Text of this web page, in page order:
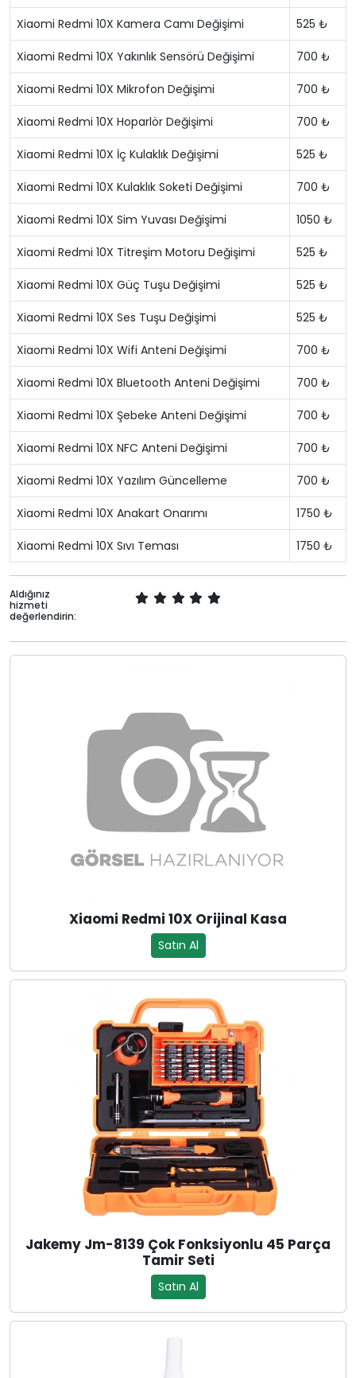
Xiaomi Redmi 10X Kamera Camı Değişimi 525 ₺
Xiaomi Redmi 10X Yakınlık Sensörü Değişimi 700 ₺
Xiaomi Redmi 10X Mikrofon Değişimi 700 ₺
Xiaomi Redmi 10X Hoparlör Değişimi 700 ₺
Xiaomi Redmi 10X İç Kulaklık Değişimi 525 ₺
Xiaomi Redmi 10X Kulaklık Soketi Değişimi 700 ₺
Xiaomi Redmi 10X Sim Yuvası Değişimi 1050 ₺
Xiaomi Redmi 10X Titreşim Motoru Değişimi 525 ₺
Xiaomi Redmi 10X Güç Tuşu Değişimi 525 ₺
Xiaomi Redmi 10X Ses Tuşu Değişimi 525 ₺
Xiaomi Redmi 10X Wifi Anteni Değişimi 700 ₺
Xiaomi Redmi 10X Bluetooth Anteni Değişimi 700 ₺
Xiaomi Redmi 10X Şebeke Anteni Değişimi 700 ₺
Xiaomi Redmi 10X NFC Anteni Değişimi 700 ₺
Xiaomi Redmi 10X Yazılım Güncelleme 700 ₺
Xiaomi Redmi 10X Anakart Onarımı 1750 ₺
Xiaomi Redmi 10X Sıvı Teması 1750 ₺
Aldığınız
hizmeti
değerlendirin:
Xiaomi Redmi 10X Orijinal Kasa
Satın Al
Jakemy Jm-8139 Çok Fonksiyonlu 45 Parça
Tamir Seti
Satın Al